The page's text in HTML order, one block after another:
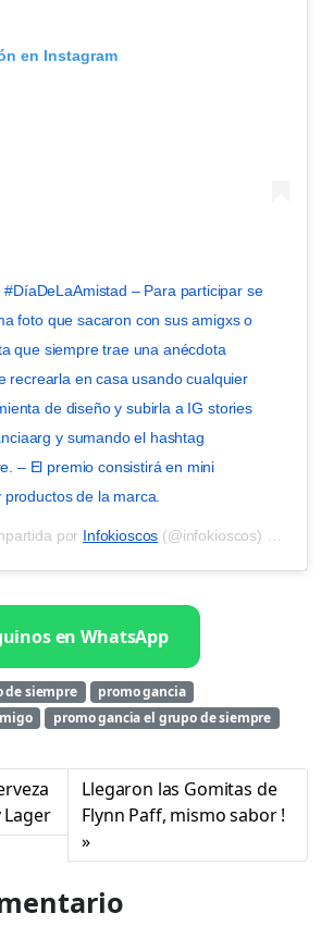
en Instagram
– Para participar se
foto que sacaron con sus amigxs o
que siempre trae una anécdota
recrearla en casa usando cualquier
de diseño y subirla a IG stories
y sumando el hashtag
– El premio consistirá en mini
de la marca.
por Infokioscos (@infokioscos) el
en WhatsApp
de siempre
promo gancia
promo gancia el grupo de siempre
Llegaron las Gomitas de
Flynn Paff, mismo sabor !